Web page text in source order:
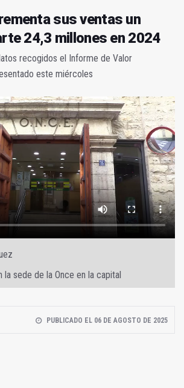
sus ventas un
24,3 millones en 2024
recogidos el Informe de Valor
este miércoles
la sede de la Once en la capital
PUBLICADO EL 06 DE AGOSTO DE 2025